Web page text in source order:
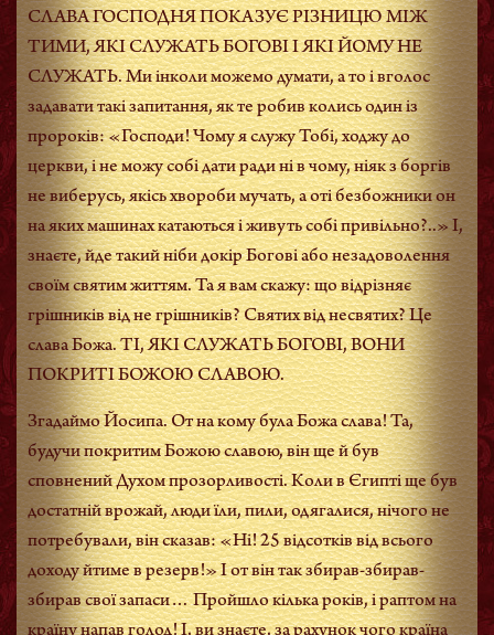
СЛАВА ГОСПОДНЯ ПОКАЗУЄ РІЗНИЦЮ МІЖ
ТИМИ, ЯКІ СЛУЖАТЬ БОГОВІ І ЯКІ ЙОМУ НЕ
СЛУЖАТЬ. Ми інколи можемо думати, а то і вголос
задавати такі запитання, як те робив колись один із
пророків: «Господи! Чому я служу Тобі, ходжу до
церкви, і не можу собі дати ради ні в чому, ніяк з боргів
не виберусь, якісь хвороби мучать, а оті безбожники он
на яких машинах катаються і живуть собі привільно?..» І,
знаєте, йде такий ніби докір Богові або незадоволення
своїм святим життям. Та я вам скажу: що відрізняє
грішників від не грішників? Святих від несвятих? Це
слава Божа. ТІ, ЯКІ СЛУЖАТЬ БОГОВІ, ВОНИ
ПОКРИТІ БОЖОЮ СЛАВОЮ.
Згадаймо Йосипа. От на кому була Божа слава! Та,
будучи покритим Божою славою, він ще й був
сповнений Духом прозорливості. Коли в Єгипті ще був
достатній врожай, люди їли, пили, одягалися, нічого не
потребували, він сказав: «Ні! 25 відсотків від всього
доходу йтиме в резерв!» І от він так збирав-збирав-
збирав свої запаси… Пройшло кілька років, і раптом на